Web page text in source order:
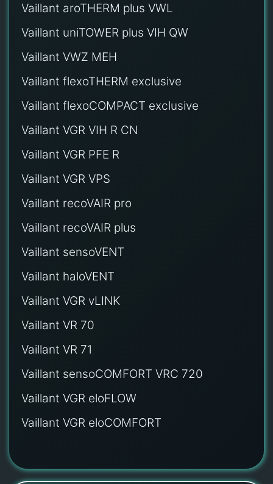
Vaillant aroTHERM plus VWL
Vaillant uniTOWER plus VIH QW
Vaillant VWZ MEH
Vaillant flexoTHERM exclusive
Vaillant flexoCOMPACT exclusive
Vaillant VGR VIH R CN
Vaillant VGR PFE R
Vaillant VGR VPS
Vaillant recoVAIR pro
Vaillant recoVAIR plus
Vaillant sensoVENT
Vaillant haloVENT
Vaillant VGR vLINK
Vaillant VR 70
Vaillant VR 71
Vaillant sensoCOMFORT VRC 720
Vaillant VGR eloFLOW
Vaillant VGR eloCOMFORT